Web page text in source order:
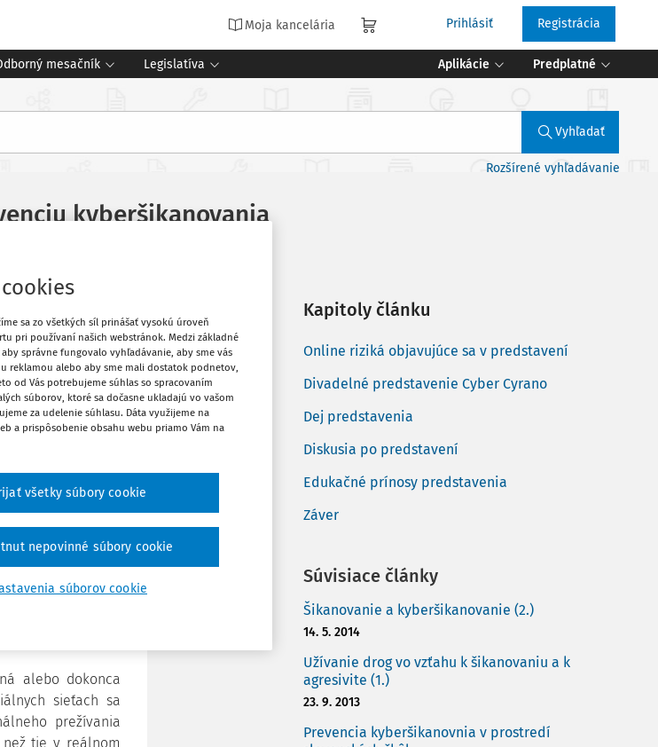
Moja kancelária Prihlásiť Registrácia
mesačník Legislatíva Aplikácie Predplatné
Vyhľadať
Rozšírené vyhľadávanie
kyberšikanovania
ktoré je
žiakov
umelecký
na online
v Banskej
ich schopnosť
v digitálnom
života detí a
vzťahov
ktoré patrí
alebo dokonca
sieťach sa
prežívania
tie v reálnom
Vytlačiť
Obľúbené
Kapitoly článku
Online riziká objavujúce sa v predstavení
Divadelné predstavenie Cyber Cyrano
Dej predstavenia
Diskusia po predstavení
Edukačné prínosy predstavenia
Záver
Súvisiace články
Šikanovanie a kyberšikanovanie (2.)
14. 5. 2014
Užívanie drog vo vzťahu k šikanovaniu a k
agresivite (1.)
23. 9. 2013
Prevencia kyberšikanovnia v prostredí
sa zo všetkých síl prinášať vysokú úroveň
pri používaní našich webstránok. Medzi základné
správne fungovalo vyhľadávanie, aby sme vás
reklamou alebo aby sme mali dostatok podnetov,
od Vás potrebujeme súhlas so spracovaním
súborov, ktoré sa dočasne ukladajú vo vašom
za udelenie súhlasu. Dáta využijeme na
a prispôsobenie obsahu webu priamo Vám na
súborov cookie
nepovinné súbory cookie
všetky súbory cookie